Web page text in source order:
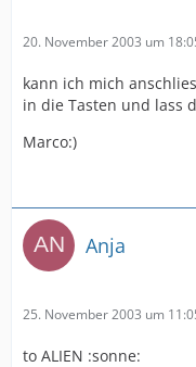
20. November 2003 um
kann ich mich
in die Tasten und lass
Marco:)
Anja
25. November 2003 um
to ALIEN :sonne: